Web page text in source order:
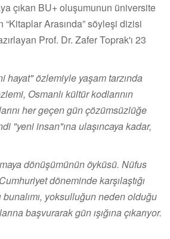
çıkan BU+ oluşumunun üniversite
Arasında” söyleşi dizisi
Prof. Dr. Zafer Toprak'ı 23
hayat" özlemiyle yaşam tarzında
Osmanlı kültür kodlarının
her geçen gün çözümsüzlüğe
"yeni insan"ına ulaşıncaya kadar,
dönüşümünün öyküsü. Nüfus
döneminde karşılaştığı
bunalımı, yoksulluğun neden olduğu
başvurarak gün ışığına çıkarıyor.